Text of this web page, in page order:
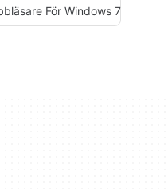
För Windows 7